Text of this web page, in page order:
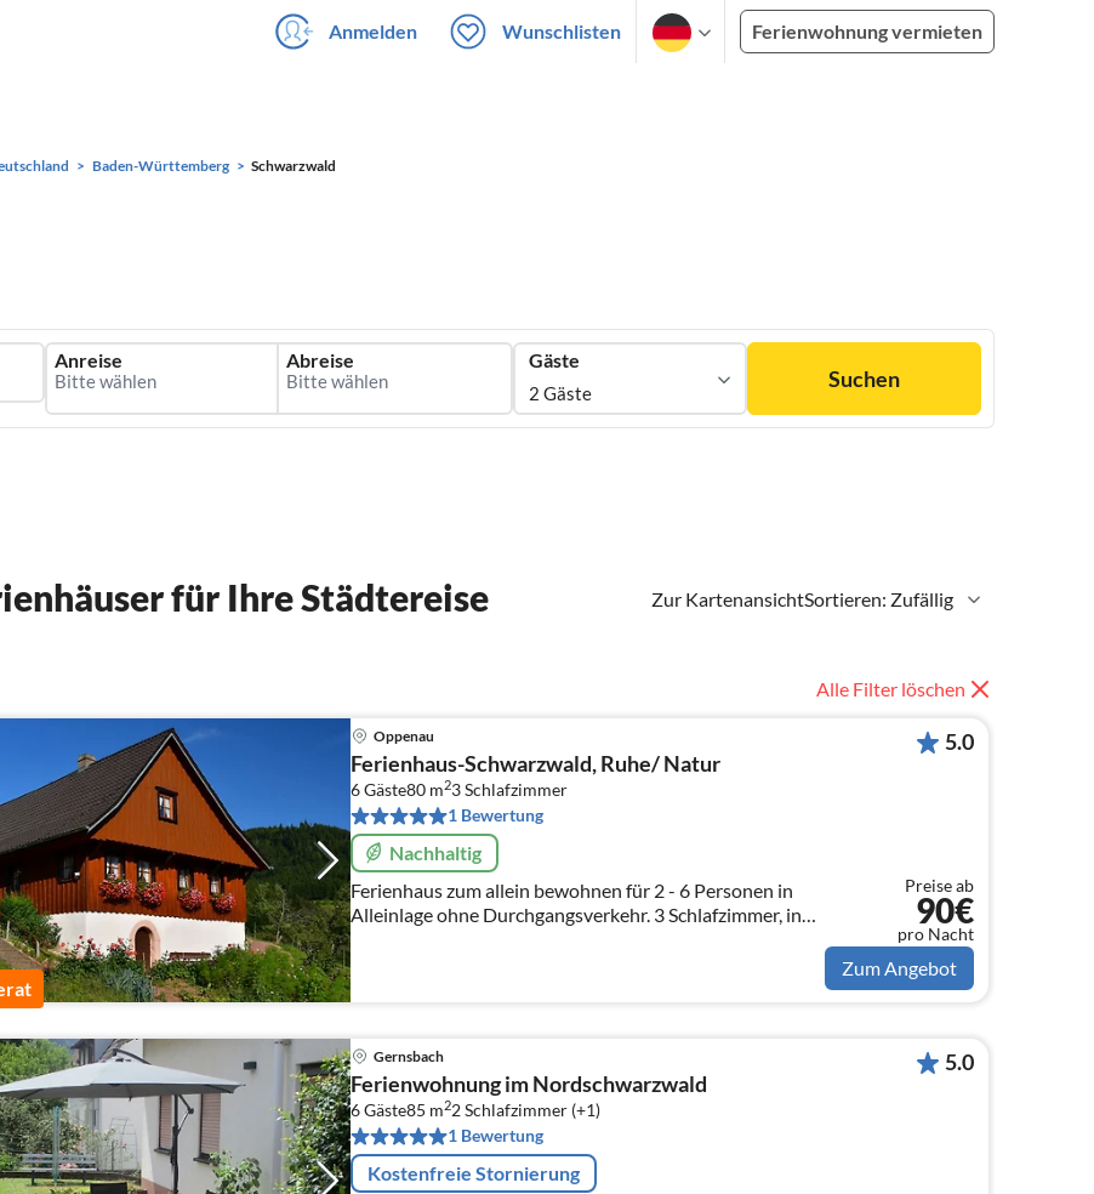
Anmelden Wunschlisten Ferienwohnung vermieten
Baden-Württemberg Schwarzwald
Anreise Abreise Gäste
2 Gäste
Suchen
Zur KartenansichtSortieren: Zufällig
für Ihre Städtereise
Alle Filter löschen
Oppenau
Ferienhaus-Schwarzwald, Ruhe/ Natur
6 Gäste80 m23Schlafzimmer
1 Bewertung
Nachhaltig
Ferienhaus zum allein bewohnen für 2 - 6 Personen in
Alleinlage ohne Durchgangsverkehr. 3 Schlafzimmer, in
idyllischer ruhiger Panoramalage, + 2 große
Ferienwohnungen 2-7 Personen
5.0
Preise ab
90€
pro Nacht
Zum Angebot
Gernsbach
Ferienwohnung im Nordschwarzwald
6 Gäste85 m22Schlafzimmer (+1)
1 Bewertung
Kostenfreie Stornierung
5.0